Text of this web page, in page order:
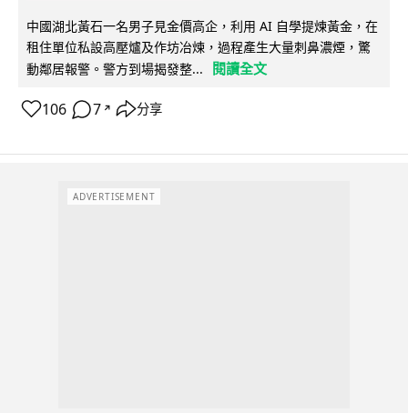
中國湖北黃石一名男子見金價高企，利用 AI 自學提煉黃金，在
租住單位私設高壓爐及作坊冶煉，過程產生大量刺鼻濃煙，驚
動鄰居報警。警方到場揭發整...
閱讀全文
106 7 ↗ 分享
ADVERTISEMENT